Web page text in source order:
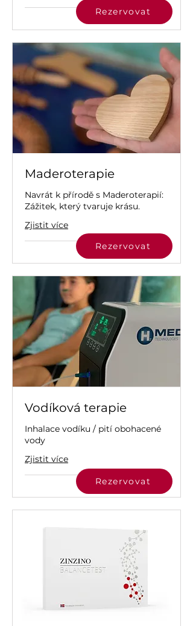
Maderoterapie
Navrát k přírodě s Maderoterapií:
Zážitek, který tvaruje krásu.
Zjistit více
Vodíková terapie
Inhalace vodíku / pití obohacené
vody
Zjistit více
Rezervovat
Rezervovat
Rezervovat